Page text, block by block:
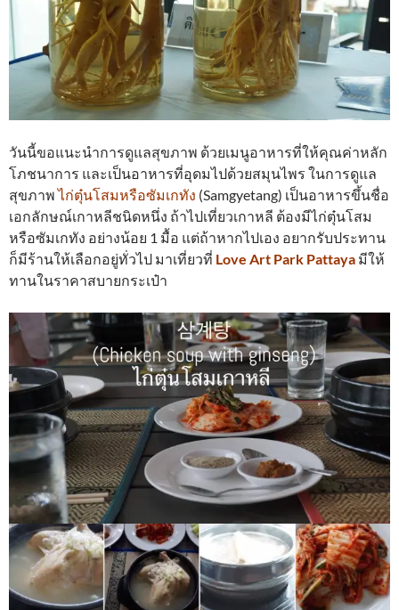
วันนี้ขอแนะนำการดูแลสุขภาพ ด้วยเมนูอาหารที่ให้คุณค่าหลัก
โภชนาการ และเป็นอาหารที่อุดมไปด้วยสมุนไพร ในการดูแล
สุขภาพไก่ตุ๋นโสมหรือซัมเกทัง (Samgyetang) เป็นอาหารขึ้นชื่อ
เอกลักษณ์เกาหลีชนิดหนึ่ง ถ้าไปเที่ยวเกาหลี ต้องมีไก่ตุ๋นโสม
หรือซัมเกทัง อย่างน้อย 1 มื้อ แต่ถ้าหากไปเอง อยากรับประทาน
ก็มีร้านให้เลือกอยู่ทั่วไป มาเที่ยวที่ Love Art Park Pattaya มีให้
ทานในราคาสบายกระเป๋า